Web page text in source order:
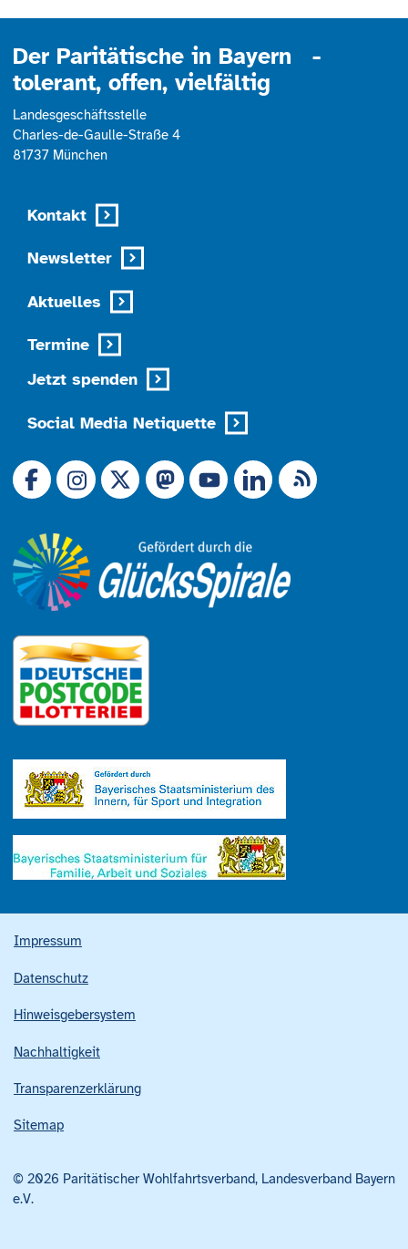
Management Platform
Der Paritätische in Bayern -
tolerant, offen, vielfältig
Landesgeschäftsstelle
Charles-de-Gaulle-Straße 4
81737 München
Kontakt
Newsletter
Aktuelles
Termine
Jetzt spenden
Social Media Netiquette
Link zu X (Ex-Twitter)
RSS-Feed
Impressum
Datenschutz
Hinweisgebersystem
Nachhaltigkeit
Transparenzerklärung
Sitemap
© 2026 Paritätischer Wohlfahrtsverband, Landesverband Bayern
e.V.